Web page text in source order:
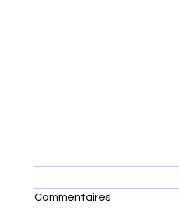
Commentaires